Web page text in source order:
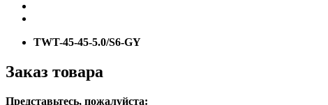
TWT-45-45-5.0/S6-GY
Заказ товара
Представьтесь, пожалуйста: